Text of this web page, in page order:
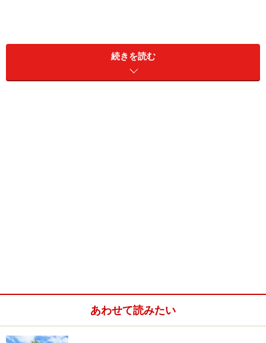
あの頃の願いが叶って僕は今、富士山の麓、河口湖近く
の森の中にツリーハウスを造って住んでいます。
続きを読む
あわせて読みたい